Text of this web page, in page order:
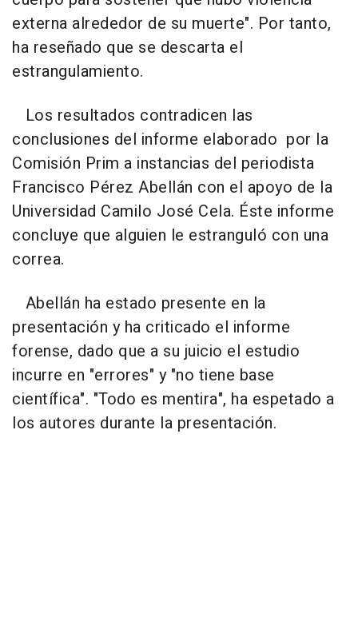
externa alrededor de su muerte". Por tanto,
ha reseñado que se descarta el
estrangulamiento.
Los resultados contradicen las
conclusiones del informe elaborado por la
Comisión Prim a instancias del periodista
Francisco Pérez Abellán con el apoyo de la
Universidad Camilo José Cela. Éste informe
concluye que alguien le estranguló con una
correa.
Abellán ha estado presente en la
presentación y ha criticado el informe
forense, dado que a su juicio el estudio
incurre en "errores" y "no tiene base
científica". "Todo es mentira", ha espetado a
los autores durante la presentación.